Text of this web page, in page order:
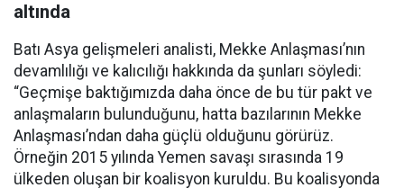
altında
Batı Asya gelişmeleri analisti, Mekke Anlaşması’nın
devamlılığı ve kalıcılığı hakkında da şunları söyledi:
“Geçmişe baktığımızda daha önce de bu tür pakt ve
anlaşmaların bulunduğunu, hatta bazılarının Mekke
Anlaşması’ndan daha güçlü olduğunu görürüz.
Örneğin 2015 yılında Yemen savaşı sırasında 19
ülkeden oluşan bir koalisyon kuruldu. Bu koalisyonda